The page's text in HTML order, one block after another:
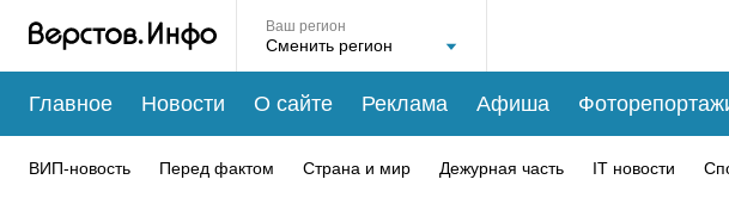
Ваш регион
Главное Новости О сайте Реклама Афиша
ВИП-новость Перед фактом Страна и мир Дежурная часть IT новости